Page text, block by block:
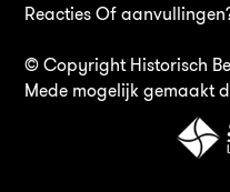
Reacties Of
© Copyright Historisch
Mede mogelijk gemaakt